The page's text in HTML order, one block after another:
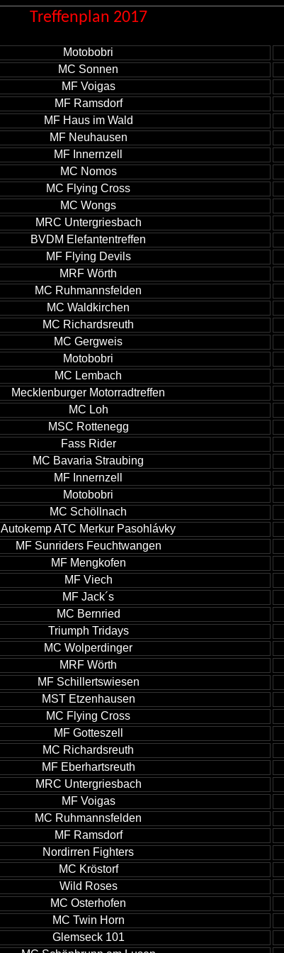
Treffenplan 2017
Motobobri
MC Sonnen
MF Voigas
MF Ramsdorf
MF Haus im Wald
MF Neuhausen
MF Innernzell
MC Nomos
MC Flying Cross
MC Wongs
MRC Untergriesbach
BVDM Elefantentreffen
MF Flying Devils
MRF Wörth
MC Ruhmannsfelden
MC Waldkirchen
MC Richardsreuth
MC Gergweis
Motobobri
MC Lembach
Mecklenburger Motorradtreffen
MC Loh
MSC Rottenegg
Fass Rider
MC Bavaria Straubing
MF Innernzell
Motobobri
MC Schöllnach
Autokemp ATC Merkur Pasohlávky
MF Sunriders Feuchtwangen
MF Mengkofen
MF Viech
MF Jack´s
MC Bernried
Triumph Tridays
MC Wolperdinger
MRF Wörth
MF Schillertswiesen
MST Etzenhausen
MC Flying Cross
MF Gotteszell
MC Richardsreuth
MF Eberhartsreuth
MRC Untergriesbach
MF Voigas
MC Ruhmannsfelden
MF Ramsdorf
Nordirren Fighters
MC Kröstorf
Wild Roses
MC Osterhofen
MC Twin Horn
Glemseck 101